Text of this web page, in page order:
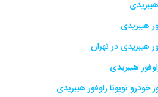
هیبریدی
هیبریدی
هیبریدی در تهران
هیبریدی
خودرو تویوتا راوفور هیبریدی